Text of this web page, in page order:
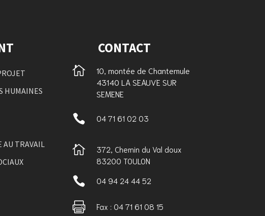
HUMAINES
AU TRAVAIL
CONTACT

10, montée de Chantemule
43140 LA SEAUVE SUR
SEMENE
 04 71 61 02 03

372, Chemin du Val doux
83200 TOULON
 04 94 24 44 52
 Fax : 04 71 61 08 15